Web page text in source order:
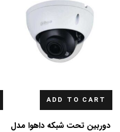
ADD TO CART
دوربین تحت شبکه داهوا مدل